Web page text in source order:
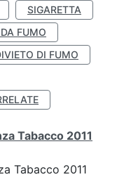
SIGARETTA
FUMO
DI FUMO
Tabacco 2011
Tabacco 2011